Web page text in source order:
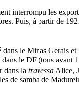
interrompu les
Puis, à partir de
le Minas Gerais
dans le DF (tous
dans la travessa Alice,
de samba de